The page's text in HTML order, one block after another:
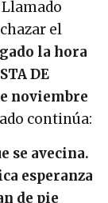
el
la hora
DE
noviembre
continúa:
se avecina.
esperanza
de pie